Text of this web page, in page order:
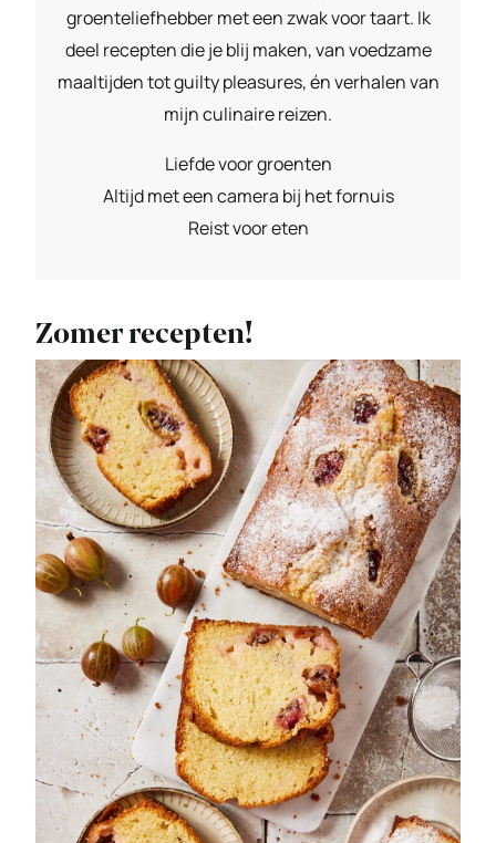
groenteliefhebber met een zwak voor taart. Ik
deel recepten die je blij maken, van voedzame
maaltijden tot guilty pleasures, én verhalen van
mijn culinaire reizen.
Liefde voor groenten
Altijd met een camera bij het fornuis
Reist voor eten
Zomer recepten!